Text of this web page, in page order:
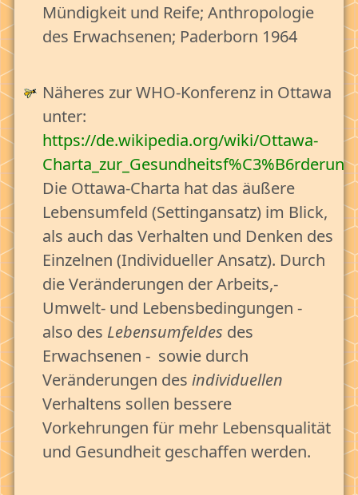
Mündigkeit und Reife; Anthropologie
des Erwachsenen; Paderborn 1964
Näheres zur WHO-Konferenz in Ottawa
unter:
https://de.wikipedia.org/wiki/Ottawa-
Charta_zur_Gesundheitsf%C3%B6rderung
Die Ottawa-Charta hat das äußere
Lebensumfeld (Settingansatz) im Blick,
als auch das Verhalten und Denken des
Einzelnen (Individueller Ansatz). Durch
die Veränderungen der Arbeits,-
Umwelt- und Lebensbedingungen -
also des Lebensumfeldes des
Erwachsenen - sowie durch
Veränderungen des individuellen
Verhaltens sollen bessere
Vorkehrungen für mehr Lebensqualität
und Gesundheit geschaffen werden.